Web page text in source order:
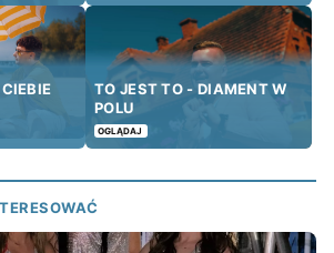
TO JEST TO - DIAMENT W
POLU
OGLĄDAJ